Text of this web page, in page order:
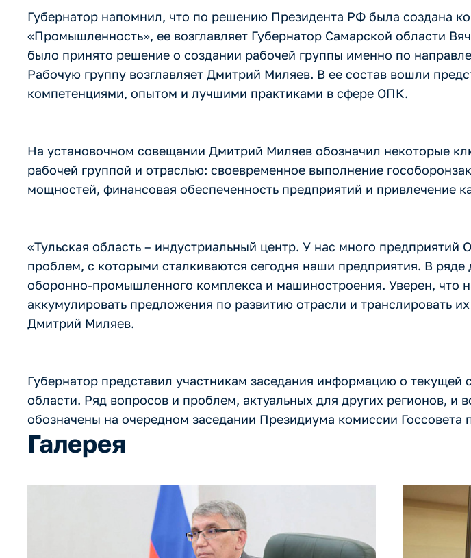
Губернатор напомнил, что по решению Президента РФ была создана
«Промышленность», ее возглавляет Губернатор Самарской области
было принято решение о создании рабочей группы именно по
Рабочую группу возглавляет Дмитрий Миляев. В ее состав вошли
компетенциями, опытом и лучшими практиками в сфере ОПК.
На установочном совещании Дмитрий Миляев обозначил некоторые
рабочей группой и отраслью: своевременное выполнение
мощностей, финансовая обеспеченность предприятий и привлечение
«Тульская область – индустриальный центр. У нас много
проблем, с которыми сталкиваются сегодня наши предприятия. В ряде
оборонно-промышленного комплекса и машиностроения. Уверен, что
аккумулировать предложения по развитию отрасли и транслировать
Дмитрий Миляев.
Губернатор представил участникам заседания информацию о текущей
области. Ряд вопросов и проблем, актуальных для других регионов, и
обозначены на очередном заседании Президиума комиссии
Галерея